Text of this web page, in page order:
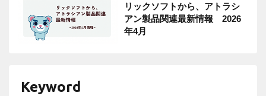
リックソフトから、アトラシ
アン製品関連最新情報 2026
年4月
Keyword